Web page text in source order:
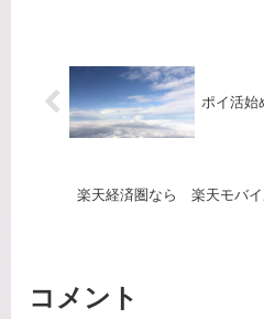
ポイ活
楽天経済圏なら 楽天モバイ
コメント